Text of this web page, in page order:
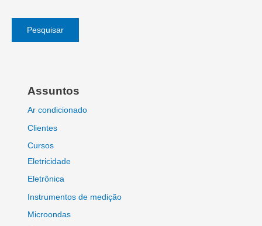
Pesquisar
Assuntos
Ar condicionado
Clientes
Cursos
Eletricidade
Eletrônica
Instrumentos de medição
Microondas